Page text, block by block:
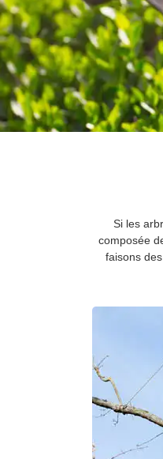
Si les
composée
faisons